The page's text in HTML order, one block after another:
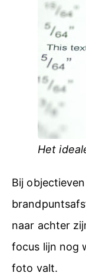
Het
Bij
naar achter
focus lijn nog
foto valt.